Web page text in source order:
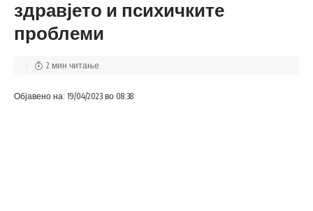
здравјето и психичките
проблеми
Објавено на: 19/04/2023 во 08:38
2 мин читање